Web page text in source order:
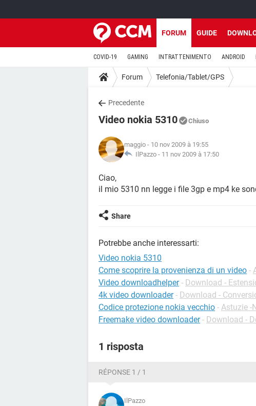
FORUM GUIDE
COVID-19 GAMING INTRATTENIMENTO ANDROID
Forum Telefonia/Tablet/GPS
Precedente
Video nokia 5310 Chiuso
maggio - 10 nov 2009 à 19:55
IlPazzo - 11 nov 2009 à 17:50
Ciao,
il mio 5310 nn legge i file 3gp e mp4 ke
Share
Potrebbe anche interessarti:
Video nokia 5310
Come scoprire la provenienza di un video -
Video downloadhelper - Download -
4k video downloader - Download -
Codice protezione nokia vecchio - Astuzie -
Freemake video downloader - Download -
1 risposta
RÉPONSE 1 / 1
IlPazzo